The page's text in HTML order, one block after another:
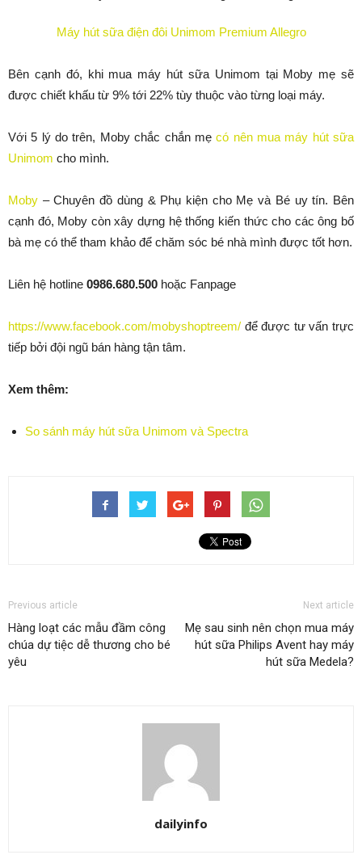
Máy hút sữa điện đôi Unimom Premium Allegro
Bên cạnh đó, khi mua máy hút sữa Unimom tại Moby mẹ sẽ
được chiết khấu từ 9% tới 22% tùy thuộc vào từng loại máy.
Với 5 lý do trên, Moby chắc chắn mẹcó nên mua máy hút sữa
Unimom cho mình.
Moby – Chuyên đồ dùng & Phụ kiện cho Mẹ và Bé uy tín. Bên
cạnh đó, Moby còn xây dựng hệ thống kiến thức cho các ông bố
bà mẹ có thể tham khảo để chăm sóc bé nhà mình được tốt hơn.
Liên hệ hotline 0986.680.500 hoặc Fanpage
https://www.facebook.com/mobyshoptreem/ để được tư vấn trực
tiếp bởi đội ngũ bán hàng tận tâm.
Xem thêm:
So sánh máy hút sữa Unimom và Spectra
Previous article
Hàng loạt các mẫu đầm công
chúa dự tiệc dễ thương cho bé
yêu
Next article
Mẹ sau sinh nên chọn mua máy
hút sữa Philips Avent hay máy
hút sữa Medela?
dailyinfo